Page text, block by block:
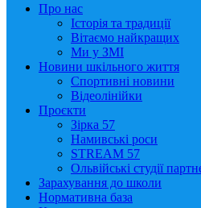
Про нас
Історія та традиції
Вітаємо найкращих
Ми у ЗМІ
Новини шкільного життя
Спортивні новини
Відеолінійки
Проєкти
Зірка 57
Намивські роси
STREAM 57
Ольвійські студії
Зарахування до школи
Нормативна база